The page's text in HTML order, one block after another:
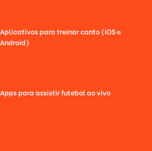
Aplicativos para treinar canto (iOS e
Android)
Apps para assistir futebol ao vivo